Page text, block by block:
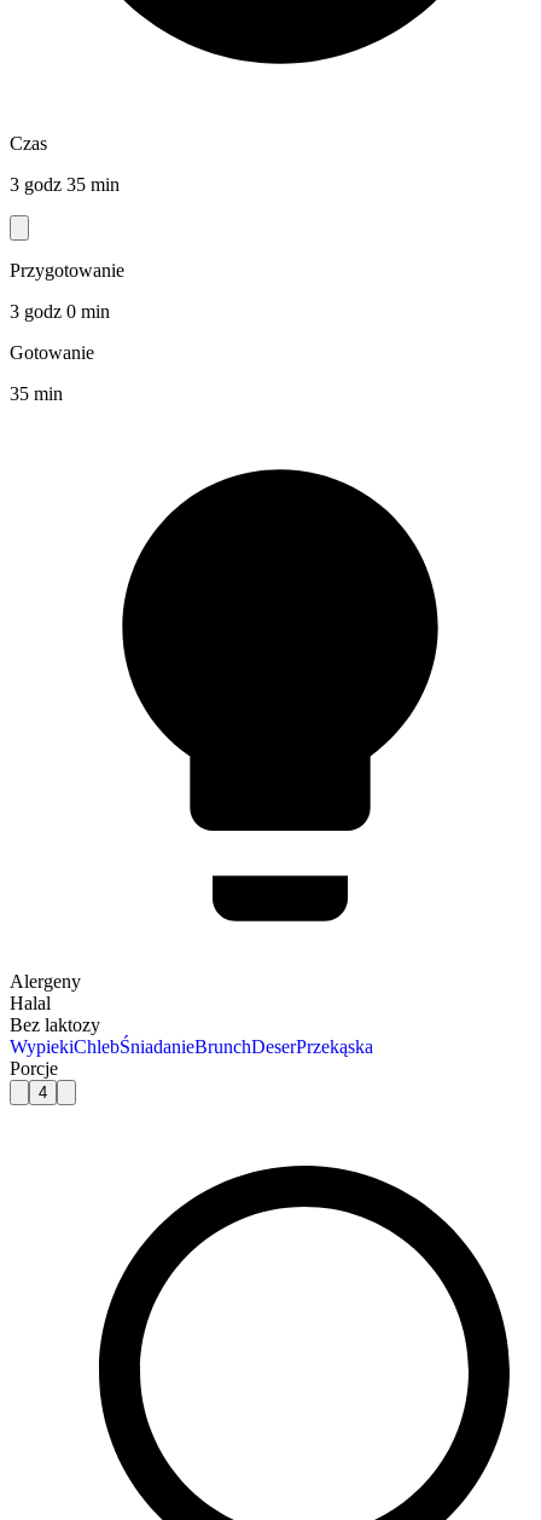
Czas
3 godz 35 min
Przygotowanie
3 godz 0 min
Gotowanie
35 min
Alergeny
Halal
Bez laktozy
WypiekiChlebŚniadanieBrunchDeserPrzekąska
Porcje
4